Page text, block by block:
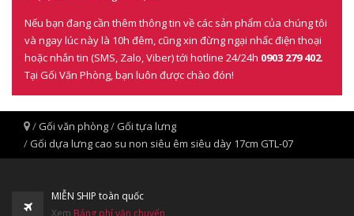
Nếu bạn đang cần thêm thông tin về các sản phẩm của chúng tôi
và ngay lúc này là 10h đêm, cũng xin đừng ngại nhấc điện thoại
hoặc nhắn tin (SMS, Zalo, Viber) tới hotline 24/24h 0903 279 402.
Tại Gối Văn Phòng, bạn luôn được chào đón!
Gối văn phòng
Gối tựa lưng
Gối dựa lưng cao su non siêu êm siêu dày 17cm GTL-07
MIỄN SHIP toàn quốc
Xem Bảng phí vận chuyển